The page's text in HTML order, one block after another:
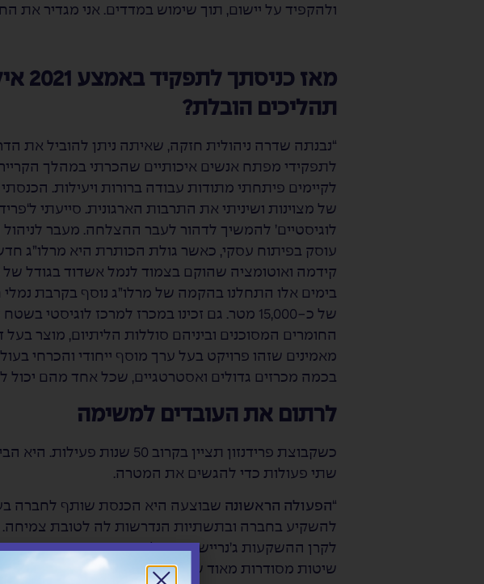
ולהקפיד על יישום, תוך שימוש במדדים. אני מגדיר את
מאז כניסתך לתפקיד
תהליכים הובלת?
“נבנתה שדרה ניהולית חזקה, שאיתה ניתן להוביל את
לתפקידי מפתח אנשים איכותיים שהכרתי במהלך
לקיימים פיתחתי מתודות עבודה ברורות ויעילות.
של מצוינות ושיניתי את התרבות הארגונית. סייעתי
לוגיסטיים’ להמשיך לדהור לעבר ההצלחה. מעבר לניהול
עוסק בפיתוח עסקי, כאשר גולת הכותרת היא מרלו”ג
בימים אלו התחלנו בהקמה של מרלו”ג נוסף בקרבת נמלי
החומרים המסוכנים וביניהם סוללות הליתיום, מוצר
מאמינים שזהו פרויקט בעל ערך מוסף ייחודי והכרחי
בכמה מכרזים גדולים ואסטרטגיים, שכל אחד מהם
לרתום את העובדים למשימה
כשקבוצת פרידנזון תציין
שתי פעולות כדי להגשים את המטרה.
“הפעולה הראשונה שבוצעה היא הכנסת שותף לחברה
לקרן ההשקעות ג’נריישן קפיטל, קרן העוסקת בתשתיות.
שיטות מסודרות מאוד של צורת ושיטות עבודה, שיטות